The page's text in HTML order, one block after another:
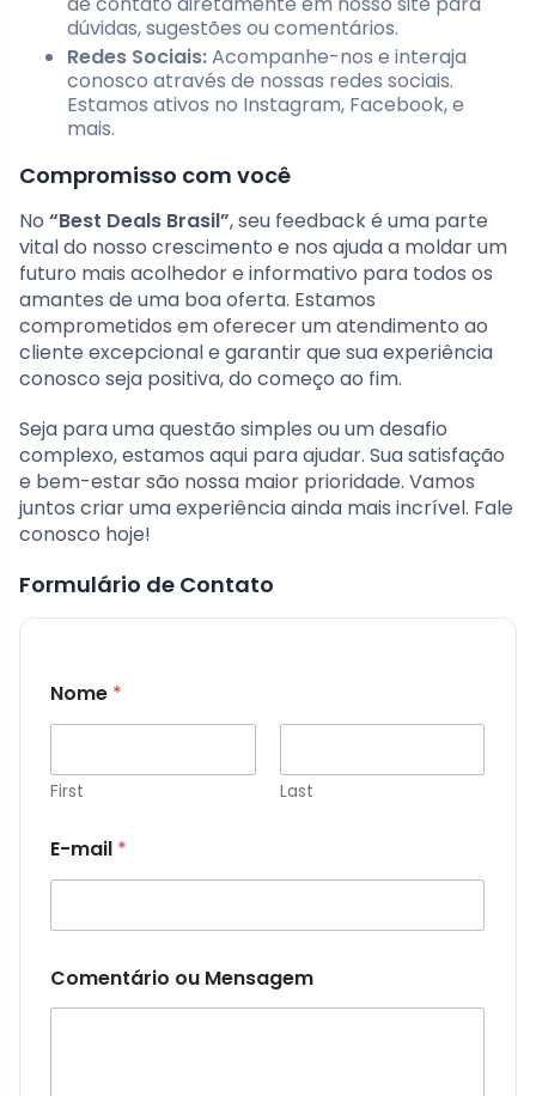
dúvidas, sugestões ou comentários.
Redes Sociais:Acompanhe-nos e interaja
conosco através de nossas redes sociais.
Estamos ativos no Instagram, Facebook, e
mais.
Compromisso com você
No “Best Deals Brasil”, seu feedback é uma parte
vital do nosso crescimento e nos ajuda a moldar um
futuro mais acolhedor e informativo para todos os
amantes de uma boa oferta. Estamos
comprometidos em oferecer um atendimento ao
cliente excepcional e garantir que sua experiência
conosco seja positiva, do começo ao fim.
Seja para uma questão simples ou um desafio
complexo, estamos aqui para ajudar. Sua satisfação
e bem-estar são nossa maior prioridade. Vamos
juntos criar uma experiência ainda mais incrível. Fale
conosco hoje!
Formulário de Contato
Nome *
First Last
E-mail *
Comentário ou Mensagem